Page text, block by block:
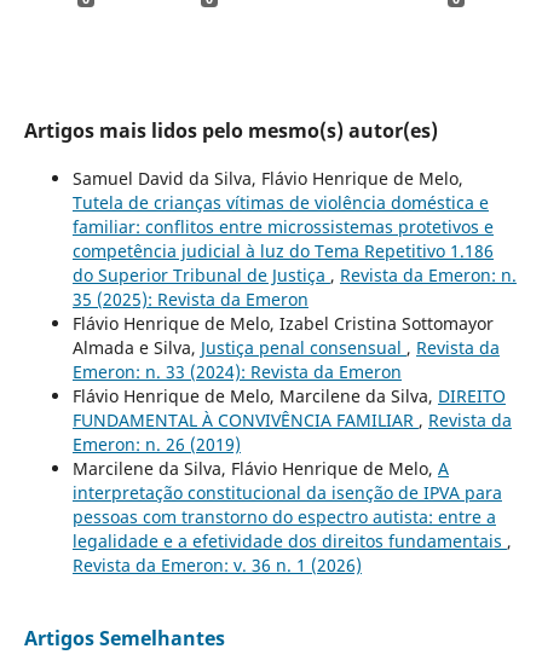
Artigos mais lidos pelo mesmo(s) autor(es)
Samuel David da Silva, Flávio Henrique de Melo,
Tutela de crianças vítimas de violência doméstica e
familiar: conflitos entre microssistemas protetivos e
competência judicial à luz do Tema Repetitivo 1.186
do Superior Tribunal de Justiça , Revista da Emeron: n.
35 (2025): Revista da Emeron
Flávio Henrique de Melo, Izabel Cristina Sottomayor
Almada e Silva, Justiça penal consensual , Revista da
Emeron: n. 33 (2024): Revista da Emeron
Flávio Henrique de Melo, Marcilene da Silva, DIREITO
FUNDAMENTAL À CONVIVÊNCIA FAMILIAR , Revista da
Emeron: n. 26 (2019)
Marcilene da Silva, Flávio Henrique de Melo, A
interpretação constitucional da isenção de IPVA para
pessoas com transtorno do espectro autista: entre a
legalidade e a efetividade dos direitos fundamentais ,
Revista da Emeron: v. 36 n. 1 (2026)
Artigos Semelhantes